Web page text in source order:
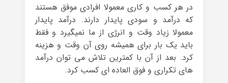
در هر کسب و کاری معمولا افرادی موفق هستند
که درآمد و سودی پایدار دارند. درآمد پایدار
معمولا زیاد وقت و انرژی از ما نمیگیرد و فقط
باید یک بار برای همیشه روی آن وقت و هزینه
کرد. بعد از آن با کمترین تلاش می توان درآمد
های تکراری و فوق العاده ای کسب کرد.